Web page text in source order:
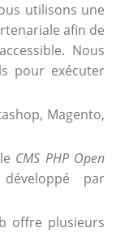
utilisons une
afin de
Nous
pour exécuter
Magento,
CMS PHP Open
par
offre plusieurs